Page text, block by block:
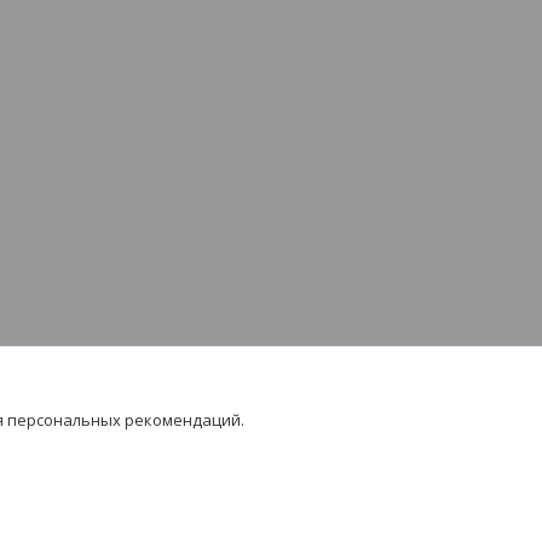
персональных рекомендаций.